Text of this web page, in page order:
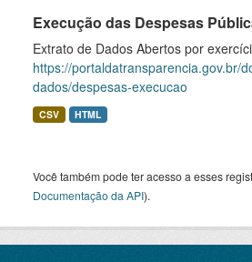
Execução das Despesas
Extrato de Dados Abertos por
https://portaldatransparencia.gov.br/
dados/despesas-execucao
CSV HTML
Você também pode ter acesso a esses
Documentação da API).